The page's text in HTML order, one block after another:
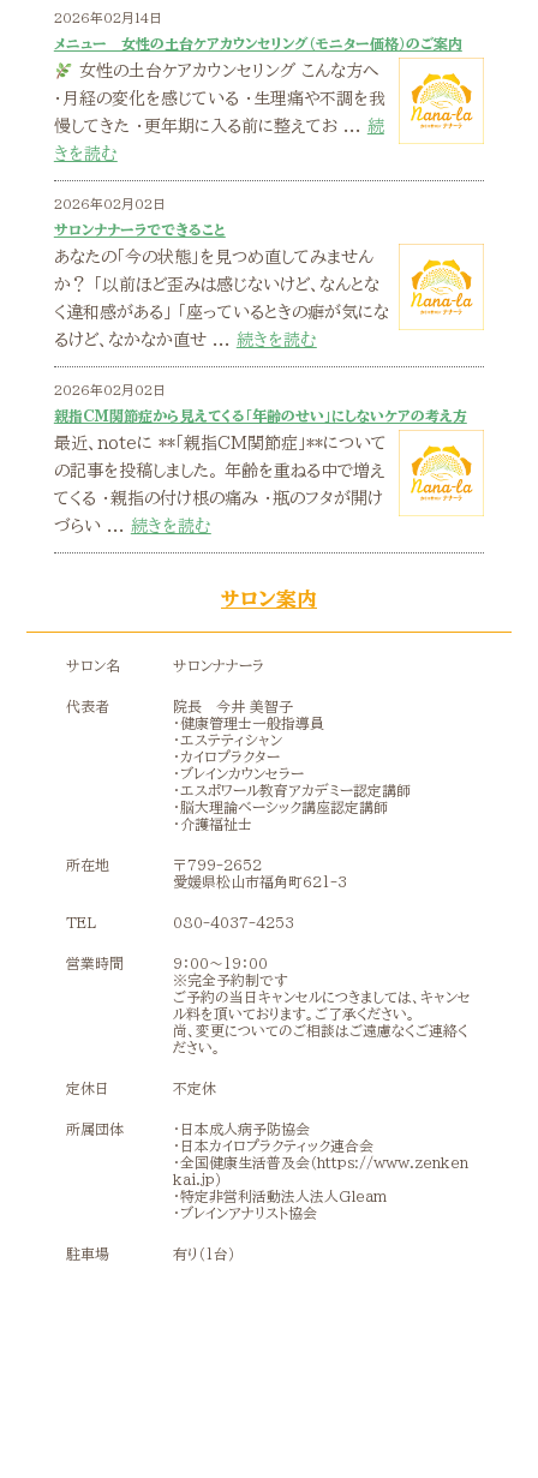
2026年02月14日
メニュー 女性の土台ケアカウンセリング（モニター価格）のご案内
女性の土台ケアカウンセリング こんな方へ
・月経の変化を感じている ・生理痛や不調を我
慢してきた ・更年期に入る前に整えてお ... 続
きを読む
2026年02月02日
サロンナナーラでできること
あなたの「今の状態」を見つめ直してみません
か？ 「以前ほど歪みは感じないけど、なんとな
く違和感がある」 「座っているときの癖が気にな
るけど、なかなか直せ ... 続きを読む
2026年02月02日
親指CM関節症から見えてくる「年齢のせい」にしないケアの考え方
最近、noteに **「親指CM関節症」**について
の記事を投稿しました。 年齢を重ねる中で増え
てくる ・親指の付け根の痛み ・瓶のフタが開け
づらい ... 続きを読む
サロン案内
サロン名 サロンナナーラ
代表者
院長 今井 美智子
・健康管理士一般指導員
・エステティシャン
・カイロプラクター
・ブレインカウンセラー
・エスポワール教育アカデミー認定講師
・脳大理論ベーシック講座認定講師
・介護福祉士
所在地
〒799-2652
愛媛県松山市福角町621-3
TEL 080-4037-4253
営業時間
9：00～19：00
※完全予約制です
ご予約の当日キャンセルにつきましては、キャンセ
ル料を頂いております。ご了承ください。
尚、変更についてのご相談はご遠慮なくご連絡く
ださい。
定休日 不定休
所属団体
・日本成人病予防協会
・日本カイロプラクティック連合会
・全国健康生活普及会（https://www.zenken
kai.jp）
・特定非営利活動法人法人Gleam
・ブレインアナリスト協会
駐車場 有り（1台）